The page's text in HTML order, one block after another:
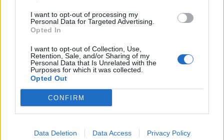
I want to opt-out of processing my
Personal Data for Targeted Advertising.
Opted In
I want to opt-out of Collection, Use,
Retention, Sale, and/or Sharing of my
Personal Data that Is Unrelated with the
Purposes for which it was collected.
Opted Out
CONFIRM
Data Deletion Data Access Privacy Policy